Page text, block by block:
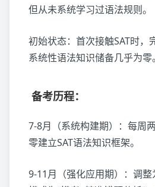
但从未系统学习过语法规则。
初始状态：首次接触SAT时，
系统性语法知识储备几乎为零。
备考历程：
7-8月（系统构建期）：每周
零建立SAT语法知识框架。
9-11月（强化应用期）：调